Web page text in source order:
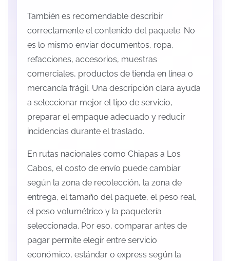
También es recomendable describir
correctamente el contenido del paquete. No
es lo mismo enviar documentos, ropa,
refacciones, accesorios, muestras
comerciales, productos de tienda en línea o
mercancía frágil. Una descripción clara ayuda
a seleccionar mejor el tipo de servicio,
preparar el empaque adecuado y reducir
incidencias durante el traslado.
En rutas nacionales como Chiapas a Los
Cabos, el costo de envío puede cambiar
según la zona de recolección, la zona de
entrega, el tamaño del paquete, el peso real,
el peso volumétrico y la paquetería
seleccionada. Por eso, comparar antes de
pagar permite elegir entre servicio
económico, estándar o express según la